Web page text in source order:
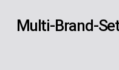
Multi-Brand-